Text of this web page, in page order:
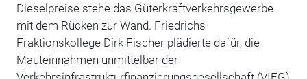
Dieselpreise stehe das Güterkraftverkehrsgewerbe
mit dem Rücken zur Wand. Friedrichs
Fraktionskollege Dirk Fischer plädierte dafür, die
Mauteinnahmen unmittelbar der